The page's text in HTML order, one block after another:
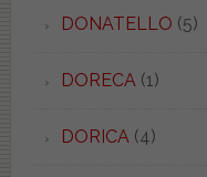
DONATELLO (5)
DORECA(1)
DORICA(4)